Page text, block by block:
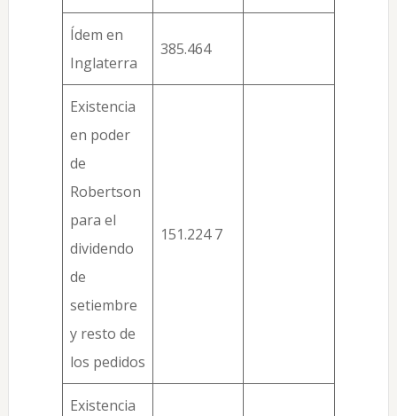
Ídem en
Inglaterra
385.464
Existencia
en poder
de
Robertson
para el
dividendo
de
setiembre
y resto de
los pedidos
151.224 7
Existencia